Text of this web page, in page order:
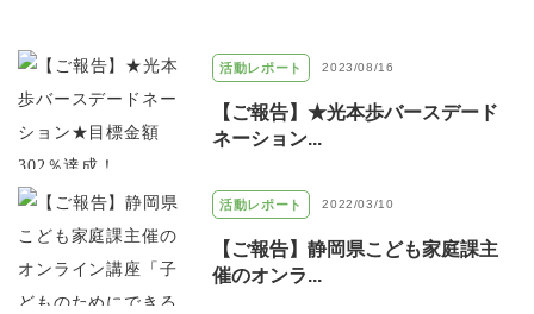
活動レポート 2023/08/16
【ご報告】★光本歩バースデード
ネーション...
活動レポート 2022/03/10
【ご報告】静岡県こども家庭課主
催のオンラ...